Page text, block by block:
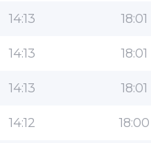
14:13 18:01
14:13 18:01
14:13 18:01
14:12 18:00
التطبيق الإسلامي الشهير لنمط